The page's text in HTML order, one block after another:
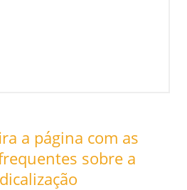
a página com as
sobre a